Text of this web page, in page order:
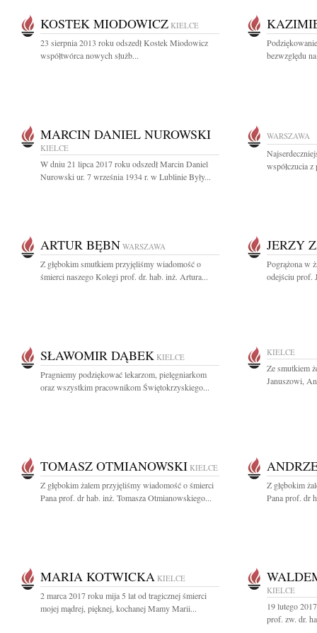
KOSTEK MIODOWICZ KIELCE
23 sierpnia 2013 roku odszedł Kostek Miodowicz
współtwórca nowych służb...
bezwzględu
MARCIN DANIEL NUROWSKI
KIELCE
W dniu 21 lipca 2017 roku odszedł Marcin Daniel
Nurowski ur. 7 września 1934 r. w Lublinie Były...
WARSZAWA
współczucia
ARTUR BĘBN WARSZAWA
Z głębokim smutkiem przyjęliśmy wiadomość o
śmierci naszego Kolegi prof. dr. hab. inż. Artura...
JERZY
Pogrążona w
odejściu prof.
SŁAWOMIR DĄBEK KIELCE
Pragniemy podziękować lekarzom, pielęgniarkom
oraz wszystkim pracownikom Świętokrzyskiego...
KIELCE
Ze smutkiem
Januszowi,
TOMASZ OTMIANOWSKI KIELCE
Z głębokim żalem przyjęliśmy wiadomość o śmierci
Pana prof. dr hab. inż. Tomasza Otmianowskiego...
Z głębokim
Pana prof. dr
MARIA KOTWICKA KIELCE
2 marca 2017 roku mija 5 lat od tragicznej śmierci
mojej mądrej, pięknej, kochanej Mamy Marii...
KIELCE
19 lutego
prof. zw. dr.